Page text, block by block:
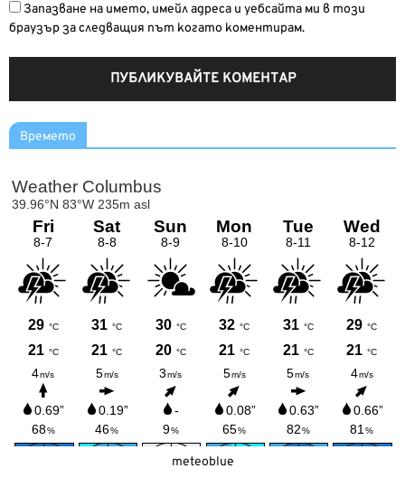
Запазване на името, имейл адреса и уебсайта ми в този
браузър за следващия път когато коментирам.
Времето
meteoblue